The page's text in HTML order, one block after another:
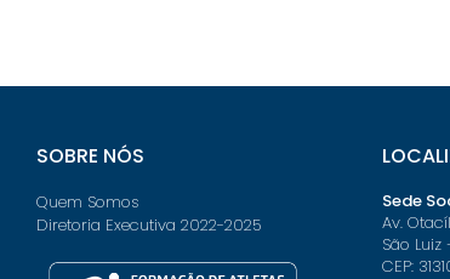
SOBRE NÓS
Quem Somos
Diretoria Executiva 2022-2025
Sede
Av.
São Luiz
CEP: